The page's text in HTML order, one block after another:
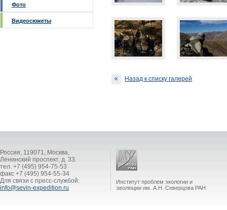
Фото
Видеосюжеты
Назад к списку галерей
Россия, 119071, Москва,
Ленинский проспект, д. 33.
тел. +7 (495) 954-75-53
факс +7 (495) 954-55-34
Для связи с пресс-службой:
info@sevin-expedition.ru
Институт проблем экологии и
эволюции им. А.Н. Северцова РАН